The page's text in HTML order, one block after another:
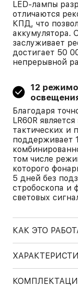
LED-лампы
отличаются
КПД, что
аккумулятора.
заслуживает
достигает 50
непрерывной
12
Благодаря
LR60R
тактических и
поддерживает
том числе
которого
5 дней без
стробоскопа и
световых
КАК ЭТО